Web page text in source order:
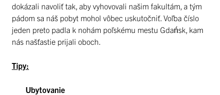
dokázali navoliť tak, aby vyhovovali našim fakultám, a tým
pádom sa náš pobyt mohol vôbec uskutočniť. Voľba číslo
jeden preto padla k nohám poľskému mestu Gdańsk, kam
nás našťastie prijali oboch.
Tipy:
Ubytovanie